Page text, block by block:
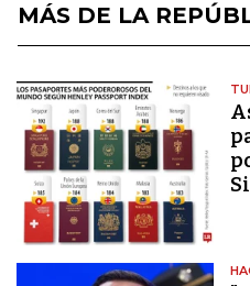
MÁS DE LA